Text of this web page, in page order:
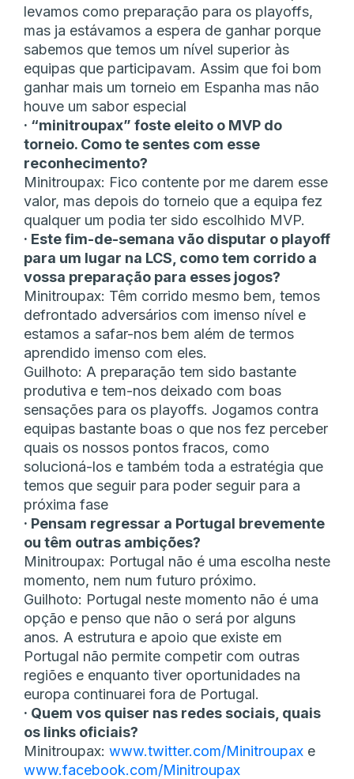
levamos como preparação para os playoffs,
mas ja estávamos a espera de ganhar porque
sabemos que temos um nível superior às
equipas que participavam. Assim que foi bom
ganhar mais um torneio em Espanha mas não
houve um sabor especial
· “minitroupax” foste eleito o MVP do
torneio. Como te sentes com esse
reconhecimento?
Minitroupax: Fico contente por me darem esse
valor, mas depois do torneio que a equipa fez
qualquer um podia ter sido escolhido MVP.
· Este fim-de-semana vão disputar o playoff
para um lugar na LCS, como tem corrido a
vossa preparação para esses jogos?
Minitroupax: Têm corrido mesmo bem, temos
defrontado adversários com imenso nível e
estamos a safar-nos bem além de termos
aprendido imenso com eles.
Guilhoto: A preparação tem sido bastante
produtiva e tem-nos deixado com boas
sensações para os playoffs. Jogamos contra
equipas bastante boas o que nos fez perceber
quais os nossos pontos fracos, como
solucioná-los e também toda a estratégia que
temos que seguir para poder seguir para a
próxima fase
· Pensam regressar a Portugal brevemente
ou têm outras ambições?
Minitroupax: Portugal não é uma escolha neste
momento, nem num futuro próximo.
Guilhoto: Portugal neste momento não é uma
opção e penso que não o será por alguns
anos. A estrutura e apoio que existe em
Portugal não permite competir com outras
regiões e enquanto tiver oportunidades na
europa continuarei fora de Portugal.
· Quem vos quiser nas redes sociais, quais
os links oficiais?
Minitroupax: www.twitter.com/Minitroupax e
www.facebook.com/Minitroupax